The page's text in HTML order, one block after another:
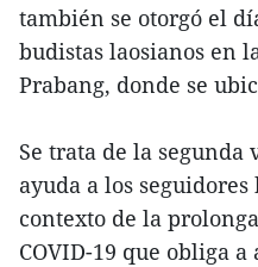
también se otorgó el
budistas laosianos en
Prabang, donde se
Se trata de la segunda
ayuda a los
contexto de la
COVID-19 que obliga